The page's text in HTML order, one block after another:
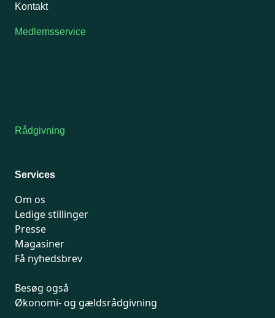
Kontakt
Medlemsservice
Rådgivning
Services
Om os
Ledige stillinger
Presse
Magasiner
Få nyhedsbrev
Besøg også
Økonomi- og gældsrådgivning